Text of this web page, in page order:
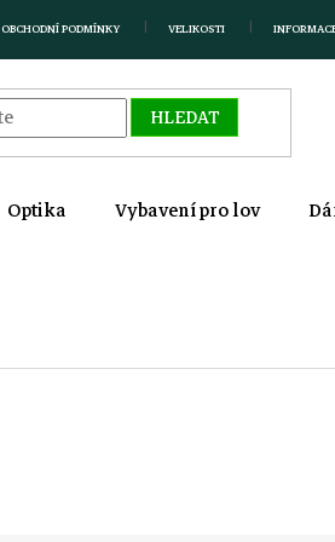
OBCHODNÍ PODMÍNKY VELIKOSTI
HLEDAT
Optika Vybavení pro lov